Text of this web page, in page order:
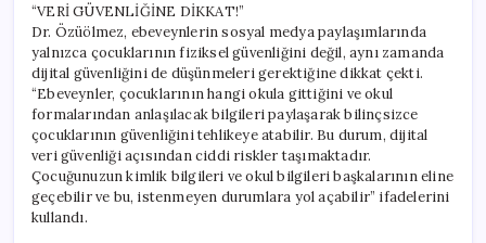
“VERİ GÜVENLİĞİNE DİKKAT!”
Dr. Özüölmez, ebeveynlerin sosyal medya paylaşımlarında
yalnızca çocuklarının fiziksel güvenliğini değil, aynı zamanda
dijital güvenliğini de düşünmeleri gerektiğine dikkat çekti.
“Ebeveynler, çocuklarının hangi okula gittiğini ve okul
formalarından anlaşılacak bilgileri paylaşarak bilinçsizce
çocuklarının güvenliğini tehlikeye atabilir. Bu durum, dijital
veri güvenliği açısından ciddi riskler taşımaktadır.
Çocuğunuzun kimlik bilgileri ve okul bilgileri başkalarının eline
geçebilir ve bu, istenmeyen durumlara yol açabilir” ifadelerini
kullandı.